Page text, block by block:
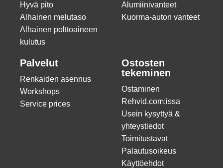
Hyvä pito
Alhainen melutaso
Alhainen polttoaineen
kulutus
Alumiinivanteet
Kuorma-auton vanteet
Palvelut
Renkaiden asennus
Workshops
Service prices
Ostosten
tekeminen
Ostaminen
Rehvid.com:issa
Usein kysyttyä &
yhteystiedot
Toimitustavat
Palautusoikeus
Käyttöehdot